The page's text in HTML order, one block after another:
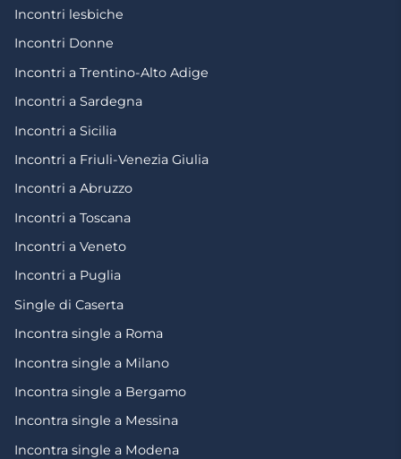
Incontri lesbiche
Incontri Donne
Incontri a Trentino-Alto Adige
Incontri a Sardegna
Incontri a Sicilia
Incontri a Friuli-Venezia Giulia
Incontri a Abruzzo
Incontri a Toscana
Incontri a Veneto
Incontri a Puglia
Single di Caserta
Incontra single a Roma
Incontra single a Milano
Incontra single a Bergamo
Incontra single a Messina
Incontra single a Modena